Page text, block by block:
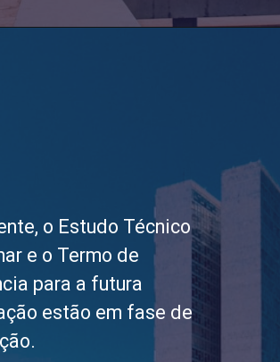
o Estudo Técnico
e o Termo de
para a futura
estão em fase de